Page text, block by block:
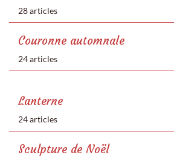
28 articles
Couronne automnale
24 articles
Lanterne
24 articles
Sculpture de Noël